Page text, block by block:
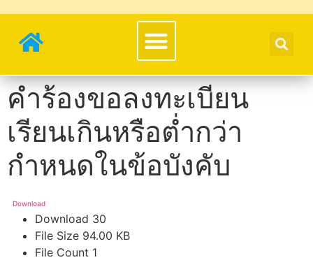
คำร้องขอลงทะเบียน
เรียนเกินหรือต่ำกว่า
กำหนดในข้อบังคับ
Download
Download 30
File Size 94.00 KB
File Count 1